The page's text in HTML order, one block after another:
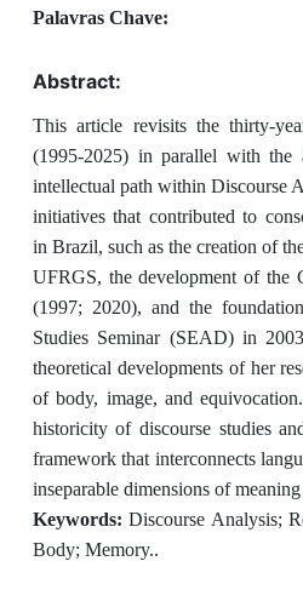
Palavras Chave:
Abstract:
This article revisits the thirty-
(1995-2025) in parallel with the
intellectual path within Discourse
initiatives that contributed to
in Brazil, such as the creation of
UFRGS, the development of the
(1997; 2020), and the
Studies Seminar (SEAD) in
theoretical developments of her
of body, image, and
historicity of discourse studies
framework that interconnects
inseparable dimensions of
Keywords:Discourse Analysis;
Body; Memory..